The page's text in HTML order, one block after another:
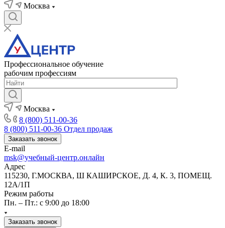
Москва
Профессиональное обучение
рабочим профессиям
Москва
8 (800) 511-00-36
8 (800) 511-00-36 Отдел продаж
Заказать звонок
E-mail
msk@учебный-центр.онлайн
Адрес
115230, Г.МОСКВА, Ш КАШИРСКОЕ, Д. 4, К. 3, ПОМЕЩ.
12А/1П
Режим работы
Пн. – Пт.: с 9:00 до 18:00
Заказать звонок